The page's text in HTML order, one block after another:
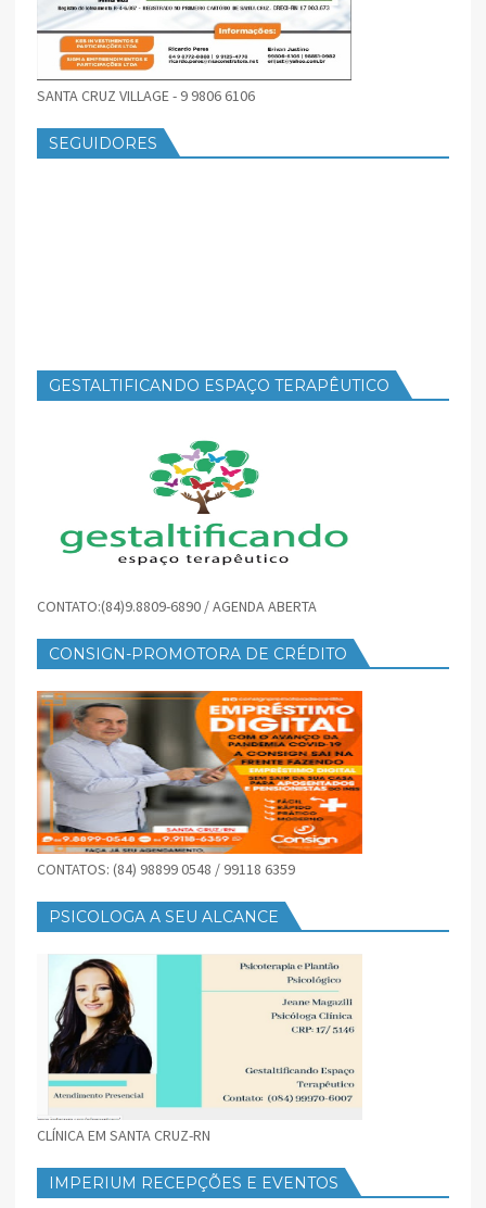
SANTA CRUZ VILLAGE - 9 9806 6106
SEGUIDORES
GESTALTIFICANDO ESPAÇO TERAPÊUTICO
CONTATO:(84)9.8809-6890 / AGENDA ABERTA
CONSIGN-PROMOTORA DE CRÉDITO
CONTATOS: (84) 98899 0548 / 99118 6359
PSICOLOGA A SEU ALCANCE
CLÍNICA EM SANTA CRUZ-RN
IMPERIUM RECEPÇÕES E EVENTOS